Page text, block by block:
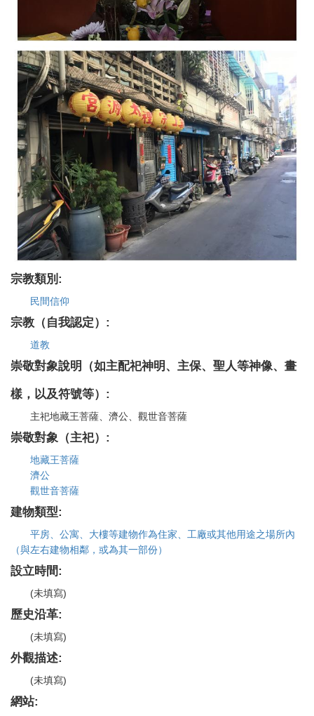
宗教類別:
民間信仰
宗教（自我認定）:
道教
崇敬對象說明（如主配祀神明、主保、聖人等神像、畫
樣，以及符號等）:
主祀地藏王菩薩、濟公、觀世音菩薩
崇敬對象（主祀）:
地藏王菩薩
濟公
觀世音菩薩
建物類型:
平房、公寓、大樓等建物作為住家、工廠或其他用途之場所內
（與左右建物相鄰，或為其一部份）
設立時間:
(未填寫)
歷史沿革:
(未填寫)
外觀描述:
(未填寫)
網站: